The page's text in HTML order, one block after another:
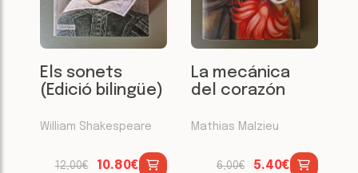
Els sonets
(Edició bilingüe)
William Shakespeare
12,00€ 10.80€
La mecánica
del corazón
Mathias Malzieu
6,00€ 5.40€